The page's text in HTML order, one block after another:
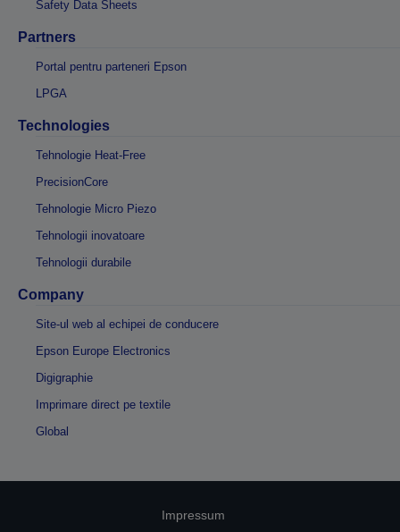
Safety Data Sheets
Partners
Portal pentru parteneri Epson
LPGA
Technologies
Tehnologie Heat-Free
PrecisionCore
Tehnologie Micro Piezo
Tehnologii inovatoare
Tehnologii durabile
Company
Site-ul web al echipei de conducere
Epson Europe Electronics
Digigraphie
Imprimare direct pe textile
Global
Impressum